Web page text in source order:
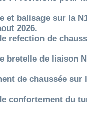
et balisage sur la
2026.
refection de
bretelle de liaison
de chaussée sur
confortement du